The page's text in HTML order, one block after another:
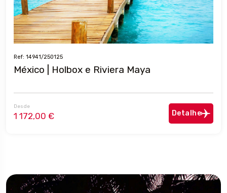
Ref: 14941/250125
México | Holbox e Riviera Maya
Desde
1 172,00 € Detalhe